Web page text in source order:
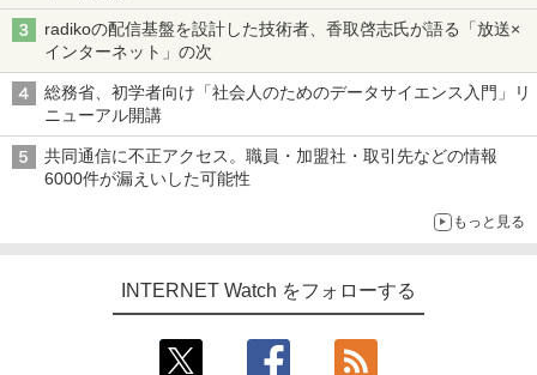
radikoの配信基盤を設計した技術者、香取啓志氏が語る「放送×
インターネット」の次
総務省、初学者向け「社会人のためのデータサイエンス入門」リ
ニューアル開講
共同通信に不正アクセス。職員・加盟社・取引先などの情報
6000件が漏えいした可能性
もっと見る
INTERNET Watch をフォローする